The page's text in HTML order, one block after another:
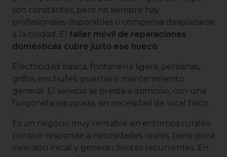
son constantes, pero no siempre hay
profesionales disponibles o compensa desplazarse
a la ciudad. El taller móvil de reparaciones
domésticas cubre justo ese hueco.
Electricidad básica, fontanería ligera, persianas,
grifos, enchufes, puertas o mantenimiento
general. El servicio se presta a domicilio, con una
furgoneta equipada, sin necesidad de local físico.
Es un negocio muy rentable en entornos rurales
porque responde a necesidades reales, tiene poca
inversión inicial y genera clientes recurrentes. En